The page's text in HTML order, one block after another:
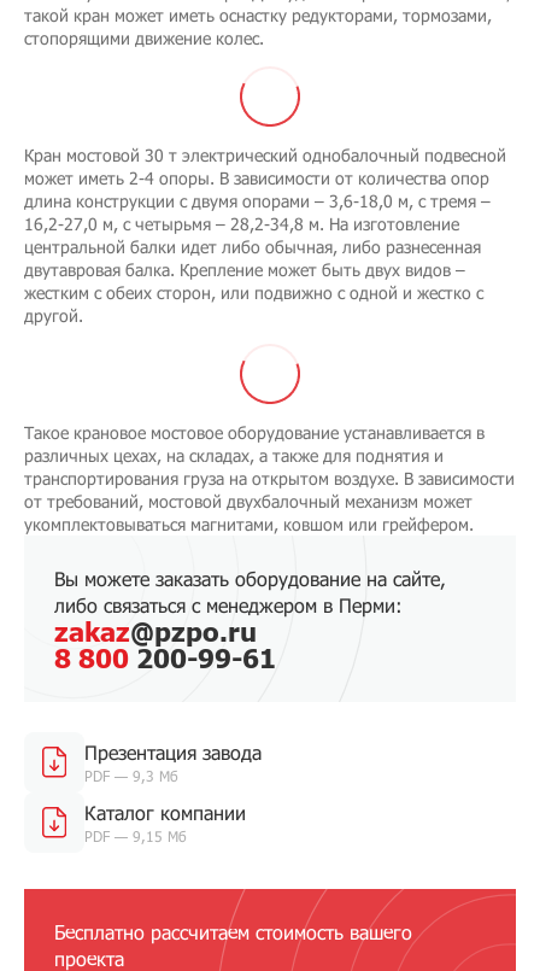
такой кран может иметь оснастку редукторами, тормозами,
стопорящими движение колес.
Кран мостовой 30 т электрический однобалочный подвесной
может иметь 2-4 опоры. В зависимости от количества опор
длина конструкции с двумя опорами – 3,6-18,0 м, с тремя –
16,2-27,0 м, с четырьмя – 28,2-34,8 м. На изготовление
центральной балки идет либо обычная, либо разнесенная
двутавровая балка. Крепление может быть двух видов –
жестким с обеих сторон, или подвижно с одной и жестко с
другой.
Такое крановое мостовое оборудование устанавливается в
различных цехах, на складах, а также для поднятия и
транспортирования груза на открытом воздухе. В зависимости
от требований, мостовой двухбалочный механизм может
укомплектовываться магнитами, ковшом или грейфером.
Вы можете заказать оборудование на сайте,
либо связаться с менеджером в Перми:
zakaz@pzpo.ru
8 800 200-99-61
Презентация завода
PDF — 9,3 Мб
Каталог компании
PDF — 9,15 Мб
Бесплатно рассчитаем стоимость вашего
проекта